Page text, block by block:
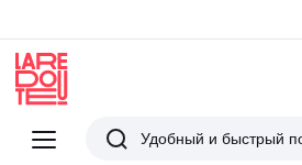
Меню
Redoute
Поиск